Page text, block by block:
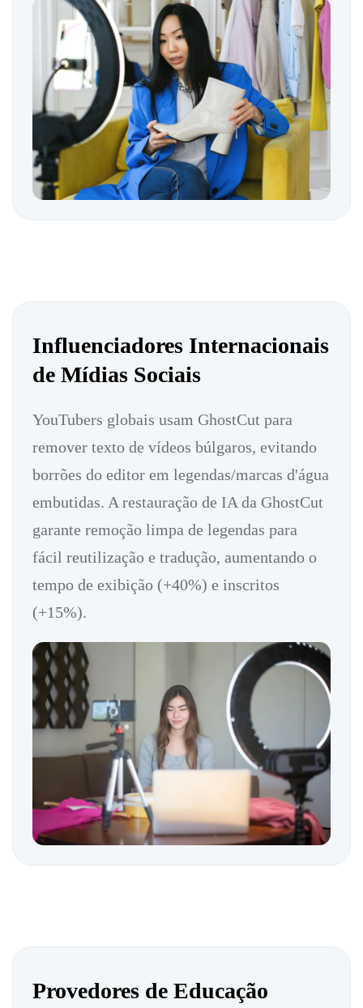
Influenciadores Internacionais
de Mídias Sociais
YouTubers globais usam GhostCut para
remover texto de vídeos búlgaros, evitando
borrões do editor em legendas/marcas d'água
embutidas. A restauração de IA da GhostCut
garante remoção limpa de legendas para
fácil reutilização e tradução, aumentando o
tempo de exibição (+40%) e inscritos
(+15%).
Provedores de Educação